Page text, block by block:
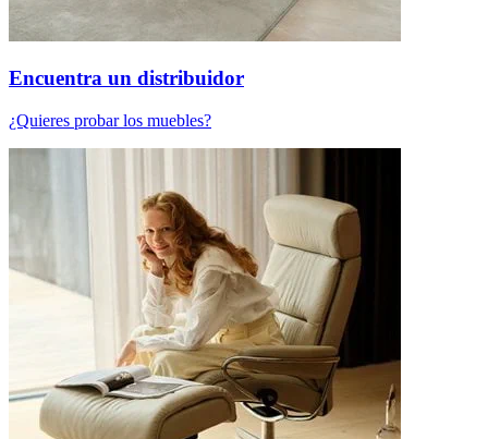
Encuentra un distribuidor
¿Quieres probar los muebles?